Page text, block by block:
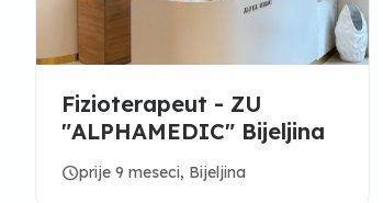
Fizioterapeut - ZU
"ALPHAMEDIC" Bijeljina
scheduleprije 9 meseci, Bijeljina